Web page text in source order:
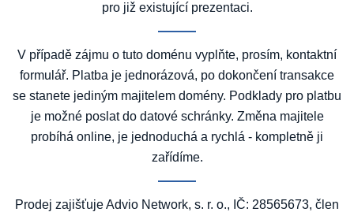
pro již existující prezentaci.
V případě zájmu o tuto doménu vyplňte, prosím, kontaktní
formulář. Platba je jednorázová, po dokončení transakce
se stanete jediným majitelem domény. Podklady pro platbu
je možné poslat do datové schránky. Změna majitele
probíhá online, je jednoduchá a rychlá - kompletně ji
zařídíme.
Prodej zajišťuje Advio Network, s. r. o., IČ: 28565673, člen